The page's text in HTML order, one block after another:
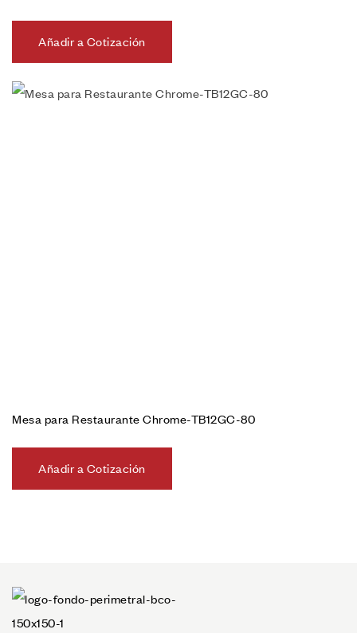
Añadir a Cotización
Mesa para Restaurante Chrome-TB12GC-80
Añadir a Cotización